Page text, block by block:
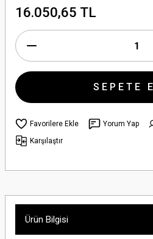
16.050,65 TL
SEPETE
Yorum Yap
Karşılaştır
Ürün Bilgisi